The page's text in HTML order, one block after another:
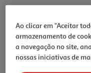
7.98 €/Lt
Ao clicar em "Aceitar
armazenamento de
a navegação no site,
nossas iniciativas de